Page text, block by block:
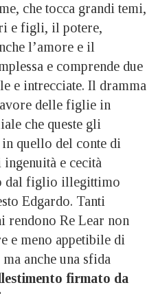
che tocca grandi temi,
e figli, il potere,
l’amore e il
e comprende due
e intrecciate. Il dramma
delle figlie in
che queste gli
quello del conte di
e cecità
dal figlio illegittimo
Edgardo. Tanti
rendono Re Lear non
e meno appetibile di
anche una sfida
firmato da